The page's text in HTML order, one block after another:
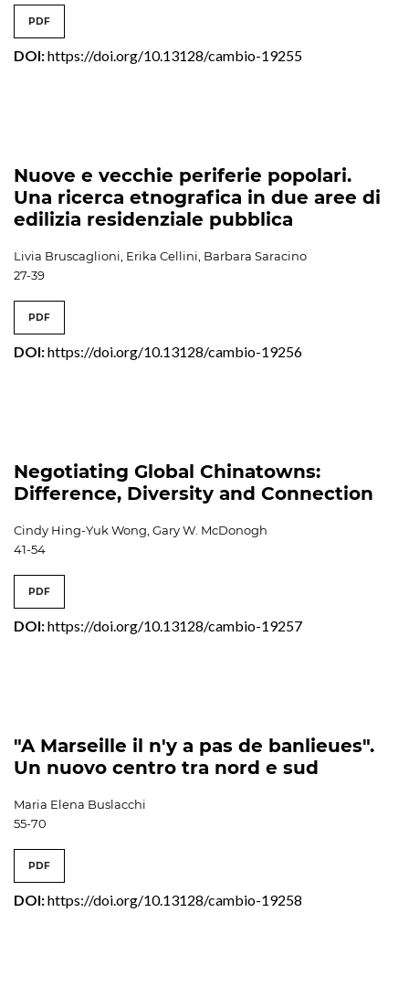
PDF
DOI:https://doi.org/10.13128/cambio-19255
Nuove e vecchie periferie popolari.
Una ricerca etnografica in due aree di
edilizia residenziale pubblica
Livia Bruscaglioni, Erika Cellini, Barbara Saracino
27-39
PDF
DOI:https://doi.org/10.13128/cambio-19256
Negotiating Global Chinatowns:
Difference, Diversity and Connection
Cindy Hing-Yuk Wong, Gary W. McDonogh
41-54
PDF
DOI:https://doi.org/10.13128/cambio-19257
"A Marseille il n'y a pas de banlieues".
Un nuovo centro tra nord e sud
Maria Elena Buslacchi
55-70
PDF
DOI:https://doi.org/10.13128/cambio-19258